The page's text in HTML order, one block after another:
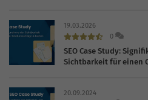
19.03.2026
0
SEO Case Study:
Sichtbarkeit für einen
20.09.2024